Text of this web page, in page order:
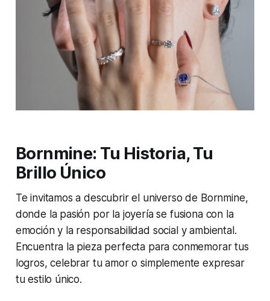
Bornmine: Tu Historia, Tu
Brillo Único
Te invitamos a descubrir el universo de Bornmine,
donde la pasión por la joyería se fusiona con la
emoción y la responsabilidad social y ambiental.
Encuentra la pieza perfecta para conmemorar tus
logros, celebrar tu amor o simplemente expresar
tu estilo único.